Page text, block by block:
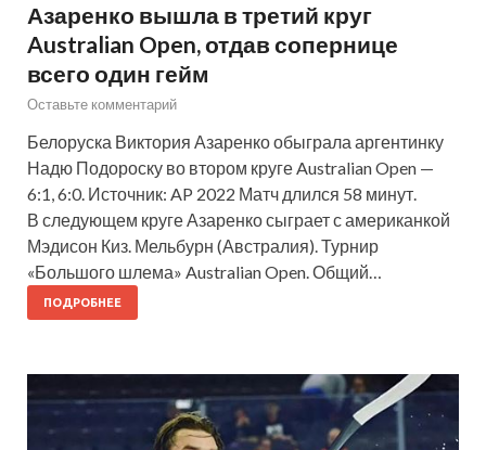
Азаренко вышла в третий круг
Australian Open, отдав сопернице
всего один гейм
Оставьте комментарий
Белоруска Виктория Азаренко обыграла аргентинку
Надю Подороску во втором круге Australian Open —
6:1, 6:0. Источник: AP 2022 Матч длился 58 минут.
В следующем круге Азаренко сыграет с американкой
Мэдисон Киз. Мельбурн (Австралия). Турнир
«Большого шлема» Australian Open. Общий…
ПОДРОБНЕЕ